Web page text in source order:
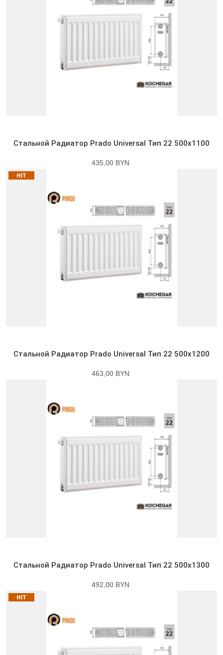
Стальной Радиатор Prado Universal Тип 22 500x1100
435,00 BYN
Стальной Радиатор Prado Universal Тип 22 500x1200
463,00 BYN
Стальной Радиатор Prado Universal Тип 22 500x1300
492,00 BYN